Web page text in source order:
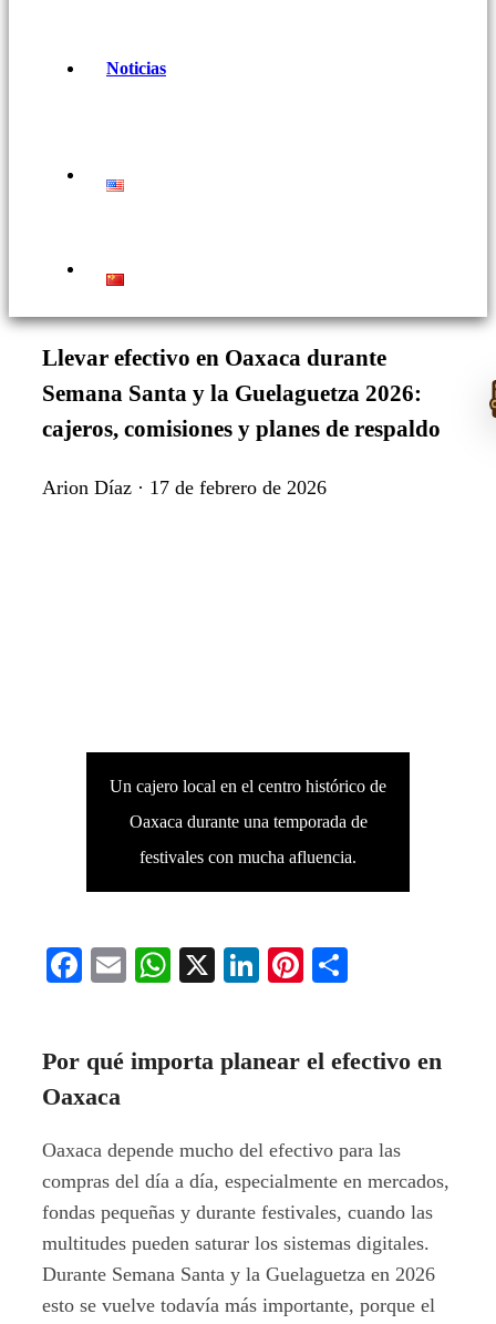
Noticias
Llevar efectivo en Oaxaca durante
Semana Santa y la Guelaguetza 2026:
cajeros, comisiones y planes de respaldo
Arion Díaz · 17 de febrero de 2026
Un cajero local en el centro histórico de
Oaxaca durante una temporada de
festivales con mucha afluencia.
Facebook
EmailWhatsApp
X LinkedIn
Pinterest
Por qué importa planear el efectivo en
Oaxaca
Oaxaca depende mucho del efectivo para las
compras del día a día, especialmente en mercados,
fondas pequeñas y durante festivales, cuando las
multitudes pueden saturar los sistemas digitales.
Durante Semana Santa y la Guelaguetza en 2026
esto se vuelve todavía más importante, porque el